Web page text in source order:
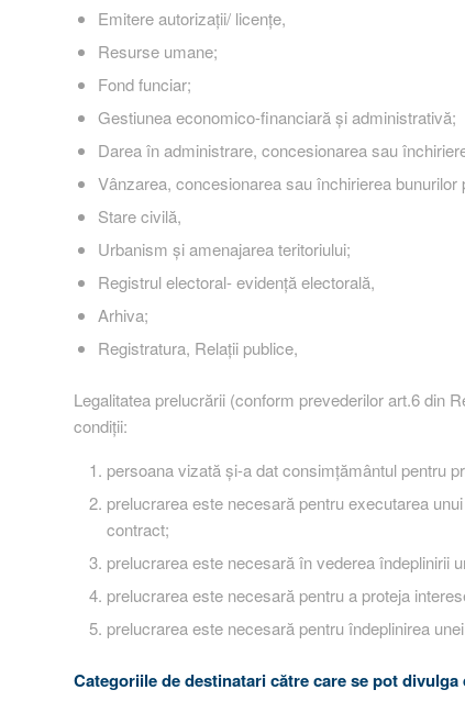
Emitere autorizații/ licențe,
Resurse umane;
Fond funciar;
Gestiunea economico-financiară și administrativă;
Darea în administrare, concesionarea sau
Vânzarea, concesionarea sau închirierea
Stare civilă,
Urbanism și amenajarea teritoriului;
Registrul electoral- evidență electorală,
Arhiva;
Registratura, Relații publice,
Legalitatea prelucrării (conform prevederilor art.6 din
condiţii:
persoana vizată şi-a dat consimţământul pentru
prelucrarea este necesară pentru executarea
contract;
prelucrarea este necesară în vederea îndeplinirii
prelucrarea este necesară pentru a proteja
prelucrarea este necesară pentru îndeplinirea
Categoriile de destinatari către care se pot